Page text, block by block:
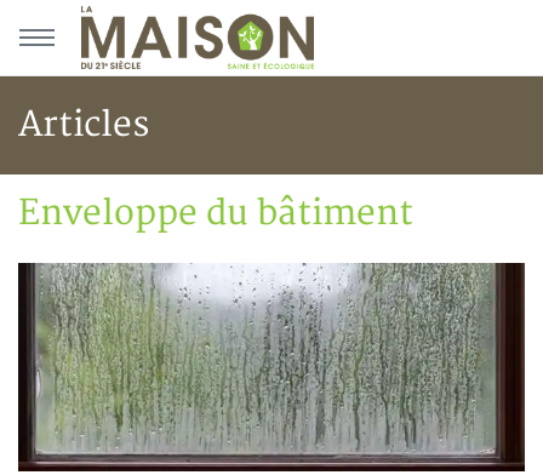
Aller au menu principal
Aller au contenu principal
Articles
Accueil
Construction verte
Enveloppe du bâtiment
Enveloppe du bâtiment